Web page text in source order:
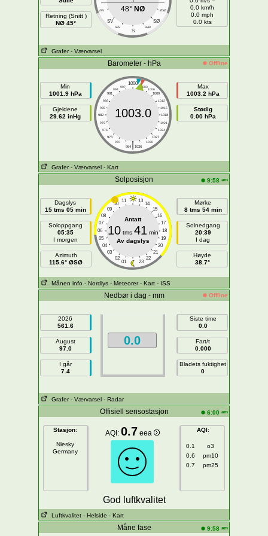
Retning (Snitt )
NØ 45°
VSV ØSØ
SV SØ
SSV SSØ
S
48° NØ
0.0 km/h
0.0 mph
0.0 kts
Grafer - Værvarsel
Barometer - hPa Offline
Min
1001.9 hPa
Gjeldene
29.62 inHg
1000
997 1003
994
1006
991
1009
988
1012
985
1015
982
1018
979
1021
976
1024
973
1027
970
1030
|
964 1036
1003.0
Max
1003.2 hPa
Stødig
0.00 hPa
Grafer - Værvarsel - Kart
Solposisjon 9:58 am
Dagslys
15 tms 05 min
Soloppgang
05:35
I morgen
Azimuth
115.6° ØSØ
11 13
10
14
09
15
08
16
07
17
06
18
05
19
04
20
03
21
02
22
01 23
Antatt
10tms 41 min
Av dagslys
Mørke
8 tms 54 min
Solnedgang
20:39
I dag
Høyde
38.7°
Månen info - Nordlys - Meteorer - Kart - ISS
Nedbør i dag - mm Offline
2026
561.6
August
97.0
I går
7.4
0.0
Siste time
0.0
Fart/t
0.000
Bladets fuktighet
0
Grafer - Værvarsel - Radar
Offisiell sensostasjon 6:00 am
Stasjon:
Niesky
Germany
AQI: 0.7 eea AQI:
0.1
o3
0.6
pm10
0.7
pm25
God luftkvalitet
Luftkvalitet - Helside - Kart
Måne fase 9:58 am